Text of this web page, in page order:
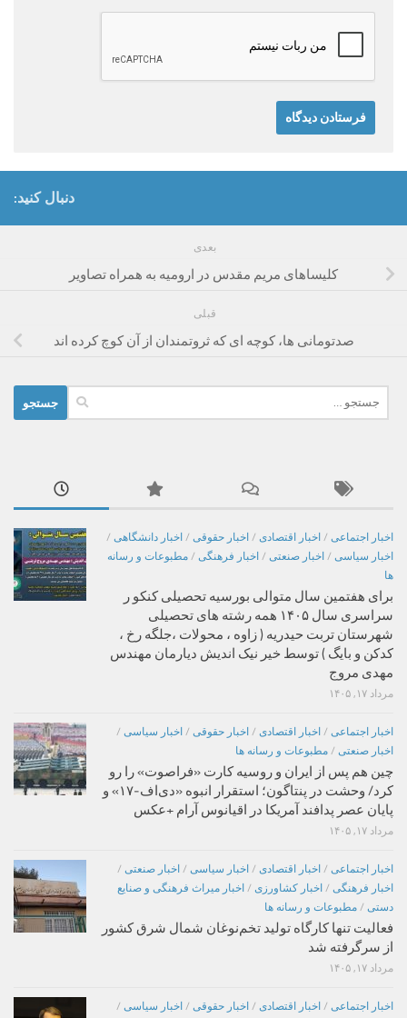
دنبال کنید:
بعدی
کلیساهای مریم مقدس در ارومیه به همراه تصاویر
قبلی
صدتومانی ها، کوچه ای که ثروتمندان از آن کوچ کرده اند
برای:
اخبار اجتماعی / اخبار اقتصادی / اخبار حقوقی / اخبار دانشگاهی /
اخبار سیاسی / اخبار صنعتی / اخبار فرهنگی / مطبوعات و رسانه
ها
برای هفتمین سال متوالی بورسیه تحصیلی کنکو ر
سراسری سال ۱۴۰۵ همه رشته های تحصیلی
شهرستان تربت حیدریه ( زاوه ، محولات ،جلگه رخ ،
کدکن و بایگ ) توسط خیر نیک اندیش دیارمان مهندس
مهدی مروج
مرداد ۱۷, ۱۴۰۵
اخبار اجتماعی / اخبار اقتصادی / اخبار حقوقی / اخبار سیاسی /
اخبار صنعتی / مطبوعات و رسانه ها
چین هم پس از ایران و روسیه کارت «فراصوت» را رو
کرد/ وحشت در پنتاگون؛ استقرار انبوه «دی‌اف‑۱۷» و
پایان عصر پدافند آمریکا در اقیانوس آرام +عکس
مرداد ۱۷, ۱۴۰۵
اخبار اجتماعی / اخبار اقتصادی / اخبار سیاسی / اخبار صنعتی /
اخبار فرهنگی / اخبار کشاورزی / اخبار میراث فرهنگی و صنایع
دستی / مطبوعات و رسانه ها
فعالیت تنها کارگاه تولید تخم‌نوغان شمال شرق کشور
از سرگرفته شد
مرداد ۱۷, ۱۴۰۵
اخبار اجتماعی / اخبار اقتصادی / اخبار حقوقی / اخبار سیاسی /